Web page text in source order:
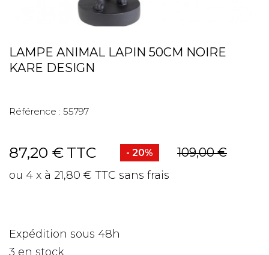
LAMPE ANIMAL LAPIN 50CM NOIRE
KARE DESIGN
Référence : 55797
87,20 € TTC - 20% 109,00 €
ou 4 x à 21,80 € TTC sans frais
Expédition sous 48h
3 en stock